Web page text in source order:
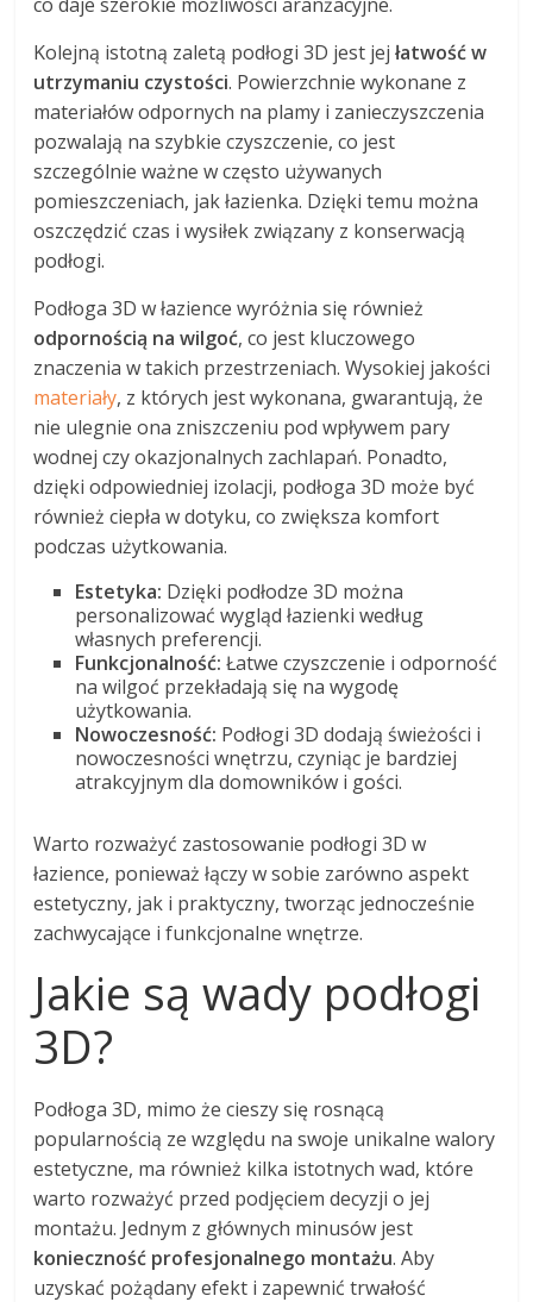
Kolejną istotną zaletą podłogi 3D jest jejłatwość w
utrzymaniu czystości. Powierzchnie wykonane z
materiałów odpornych na plamy i zanieczyszczenia
pozwalają na szybkie czyszczenie, co jest
szczególnie ważne w często używanych
pomieszczeniach, jak łazienka. Dzięki temu można
oszczędzić czas i wysiłek związany z konserwacją
podłogi.
Podłoga 3D w łazience wyróżnia się również
odpornością na wilgoć, co jest kluczowego
znaczenia w takich przestrzeniach. Wysokiej jakości
materiały, z których jest wykonana, gwarantują, że
nie ulegnie ona zniszczeniu pod wpływem pary
wodnej czy okazjonalnych zachlapań. Ponadto,
dzięki odpowiedniej izolacji, podłoga 3D może być
również ciepła w dotyku, co zwiększa komfort
podczas użytkowania.
Estetyka: Dzięki podłodze 3D można
personalizować wygląd łazienki według
własnych preferencji.
Funkcjonalność: Łatwe czyszczenie i odporność
na wilgoć przekładają się na wygodę
użytkowania.
Nowoczesność: Podłogi 3D dodają świeżości i
nowoczesności wnętrzu, czyniąc je bardziej
atrakcyjnym dla domowników i gości.
Warto rozważyć zastosowanie podłogi 3D w
łazience, ponieważ łączy w sobie zarówno aspekt
estetyczny, jak i praktyczny, tworząc jednocześnie
zachwycające i funkcjonalne wnętrze.
Jakie są wady podłogi
3D?
Podłoga 3D, mimo że cieszy się rosnącą
popularnością ze względu na swoje unikalne walory
estetyczne, ma również kilka istotnych wad, które
warto rozważyć przed podjęciem decyzji o jej
montażu. Jednym z głównych minusów jest
konieczność profesjonalnego montażu. Aby
uzyskać pożądany efekt i zapewnić trwałość